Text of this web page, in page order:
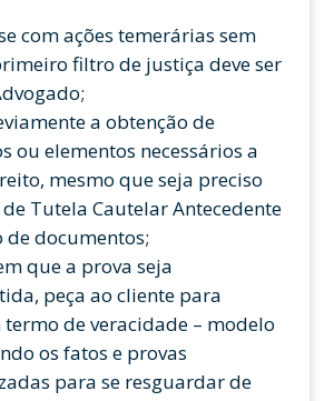
com ações temerárias sem
filtro de justiça deve ser
a obtenção de
ou elementos necessários a
mesmo que seja preciso
Tutela Cautelar Antecedente
de documentos;
que a prova seja
peça ao cliente para
de veracidade – modelo
os fatos e provas
para se resguardar de